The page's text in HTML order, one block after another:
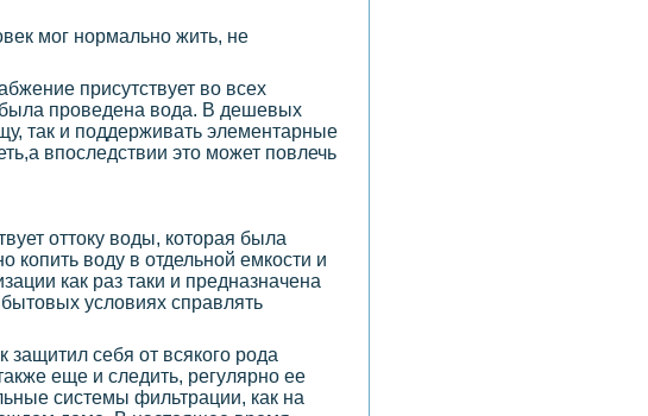
мог нормально жить, не
присутствует во всех
была проведена вода. В дешевых
так и поддерживать элементарные
впоследствии это может повлечь
оттоку воды, которая была
копить воду в отдельной емкости и
как раз таки и предназначена
условиях справлять
защитил себя от всякого рода
еще и следить, регулярно ее
системы фильтрации, как на